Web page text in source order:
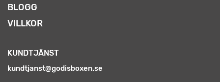
BLOGG
VILLKOR
KUNDTJÄNST
kundtjanst@godisboxen.se